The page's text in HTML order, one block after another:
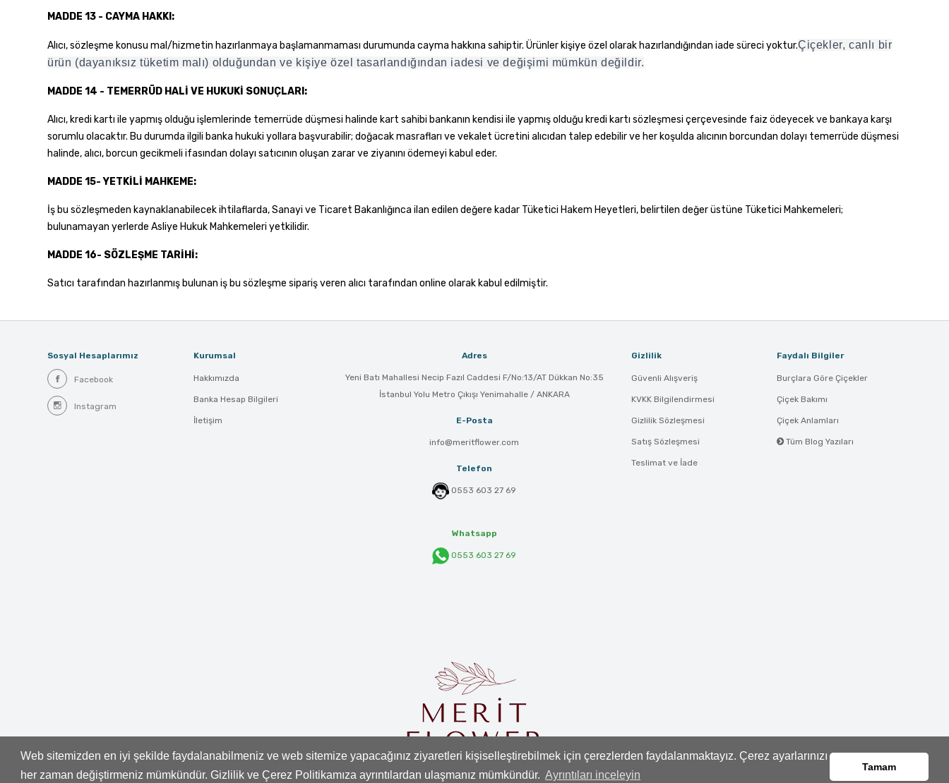
Web sitemizden en iyi şekilde faydalanabilmeniz ve web sitemize yapacağınız ziyaretleri kişiselleştirebilmek için çerezlerden faydalanmaktayız. Çerez ayarlarınızı
her zaman değiştirmeniz mümkündür. Gizlilik ve Çerez Politikamıza ayrıntılardan ulaşmanız mümkündür. Ayrıntıları inceleyin
Tamam
MADDE 13 - CAYMA HAKKI:
Alıcı, sözleşme konusu mal/hizmetin hazırlanmaya başlamanmaması durumunda cayma hakkına sahiptir. Ürünler kişiye özel olarak hazırlandığından iade süreci yoktur.Çiçekler, canlı bir
ürün (dayanıksız tüketim malı) olduğundan ve kişiye özel tasarlandığından iadesi ve değişimi mümkün değildir.
MADDE 14 - TEMERRÜD HALİ VE HUKUKİ SONUÇLARI:
Alıcı, kredi kartı ile yapmış olduğu işlemlerinde temerrüde düşmesi halinde kart sahibi bankanın kendisi ile yapmış olduğu kredi kartı sözleşmesi çerçevesinde faiz ödeyecek ve bankaya karşı
sorumlu olacaktır. Bu durumda ilgili banka hukuki yollara başvurabilir; doğacak masrafları ve vekalet ücretini alıcıdan talep edebilir ve her koşulda alıcının borcundan dolayı temerrüde düşmesi
halinde, alıcı, borcun gecikmeli ifasından dolayı satıcının oluşan zarar ve ziyanını ödemeyi kabul eder.
MADDE 15- YETKİLİ MAHKEME:
İş bu sözleşmeden kaynaklanabilecek ihtilaflarda, Sanayi ve Ticaret Bakanlığınca ilan edilen değere kadar Tüketici Hakem Heyetleri, belirtilen değer üstüne Tüketici Mahkemeleri;
bulunamayan yerlerde Asliye Hukuk Mahkemeleri yetkilidir.
MADDE 16- SÖZLEŞME TARİHİ:
Satıcı tarafından hazırlanmış bulunan iş bu sözleşme sipariş veren alıcı tarafından online olarak kabul edilmiştir.
Sosyal Hesaplarımız
Facebook
Instagram
Kurumsal
Hakkımızda
Banka Hesap Bilgileri
İletişim
Adres
Yeni Batı Mahallesi Necip Fazıl Caddesi F/No:13/AT Dükkan No:35
İstanbul Yolu Metro Çıkışı Yenimahalle / ANKARA
E-Posta
info@meritflower.com
Telefon
0553 603 27 69
Whatsapp
0553 603 27 69
Gizlilik
Güvenli Alışveriş
KVKK Bilgilendirmesi
Gizlilik Sözleşmesi
Satış Sözleşmesi
Teslimat ve İade
Faydalı Bilgiler
Burçlara Göre Çiçekler
Çiçek Bakımı
Çiçek Anlamları
Tüm Blog Yazıları